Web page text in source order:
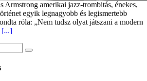
Armstrong amerikai jazz-trombitás, énekes,
egyik legnagyobb és legismertebb
róla: „Nem tudsz olyat játszani a modern
[...]